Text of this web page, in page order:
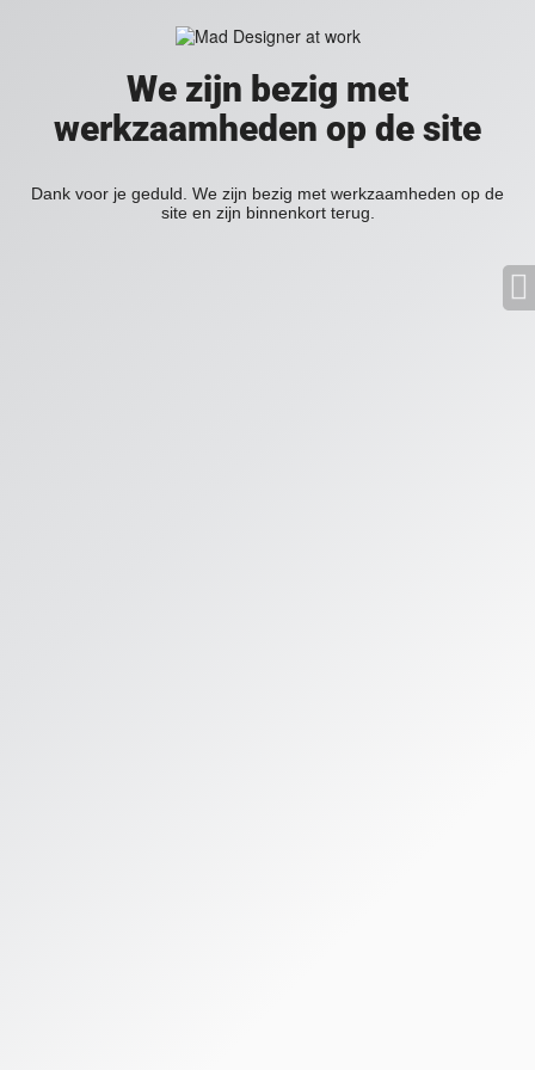
We zijn bezig met
werkzaamheden op de site
Dank voor je geduld. We zijn bezig met werkzaamheden op de
site en zijn binnenkort terug.